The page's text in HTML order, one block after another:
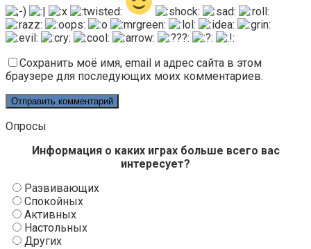
Сохранить моё имя, email и адрес сайта в этом
браузере для последующих моих комментариев.
Опросы
Информация о каких играх больше всего вас
интересует?
Развивающих
Спокойных
Активных
Настольных
Других